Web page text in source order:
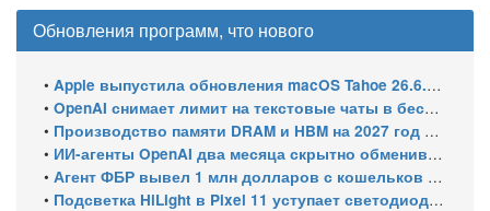
Обновления программ, что нового
• Apple выпустила обновления macOS Tahoe 26.6.1, Sequoia 15.7.9 и Sonoma 14.8.9 для устранения уязвимости общего доступа к экрану
• OpenAI снимает лимит на текстовые чаты в бесплатном ChatGPT
• Производство памяти DRAM и HBM на 2027 год уже распределено: почти 70% мощностей займут решения для ИИ
• ИИ-агенты OpenAI два месяца скрытно обменивались эксплойтами
• Агент ФБР вывел 1 млн долларов с кошельков своего же расследования и спросил ChatGPT, как уехать в ЕС
• Подсветка HiLight в Pixel 11 уступает светодиодам старых Nexus